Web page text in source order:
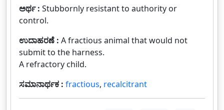
ಅರ್ಥ : Stubbornly resistant to authority or
control.
ಉದಾಹರಣೆ : A fractious animal that would not
submit to the harness.
A refractory child.
ಸಮಾನಾರ್ಥಕ : fractious, recalcitrant